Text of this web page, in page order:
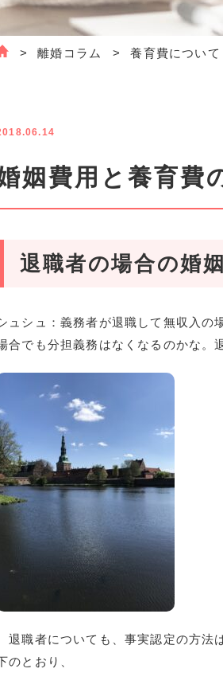
離婚コラム 養育費について
姻費用と養育費
退職者の場合の婚
ュシュ：義務者が退職して無収入の
合でも分担義務はなくなるのかな。
退職者についても、事実認定の方法
のとおり、